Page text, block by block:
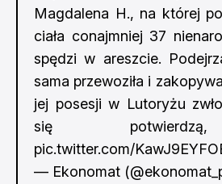
Magdalena H., na której
ciała conajmniej 37
spędzi w areszcie.
sama przewoziła i
jej posesji w Lutoryżu
się
pic.twitter.com/
— Ekonomat